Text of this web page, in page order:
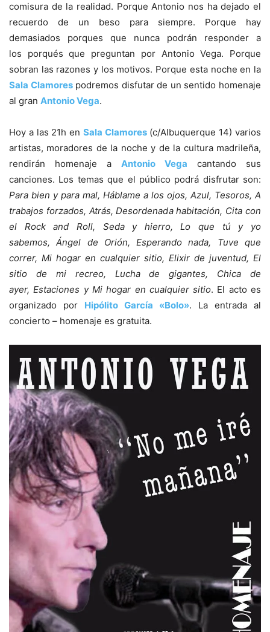
comisura de la realidad. Porque Antonio nos ha dejado el
recuerdo de un beso para siempre. Porque hay
demasiados porques que nunca podrán responder a
los porqués que preguntan por Antonio Vega. Porque
sobran las razones y los motivos. Porque esta noche en la
Sala Clamorespodremos disfutar de un sentido homenaje
al gran Antonio Vega.
Hoy a las 21h en Sala Clamores(c/Albuquerque 14) varios
artistas, moradores de la noche y de la cultura madrileña,
rendirán homenaje a Antonio Vega cantando sus
canciones. Los temas que el público podrá disfrutar son:
Para bien y para mal, Háblame a los ojos, Azul, Tesoros, A
trabajos forzados, Atrás, Desordenada habitación, Cita con
el Rock and Roll, Seda y hierro, Lo que tú y yo
sabemos, Ángel de Orión, Esperando nada, Tuve que
correr, Mi hogar en cualquier sitio, Elixir de juventud, El
sitio de mi recreo, Lucha de gigantes, Chica de
ayer, Estaciones y Mi hogar en cualquier sitio. El acto es
organizado por Hipólito García «Bolo». La entrada al
concierto – homenaje es gratuita.